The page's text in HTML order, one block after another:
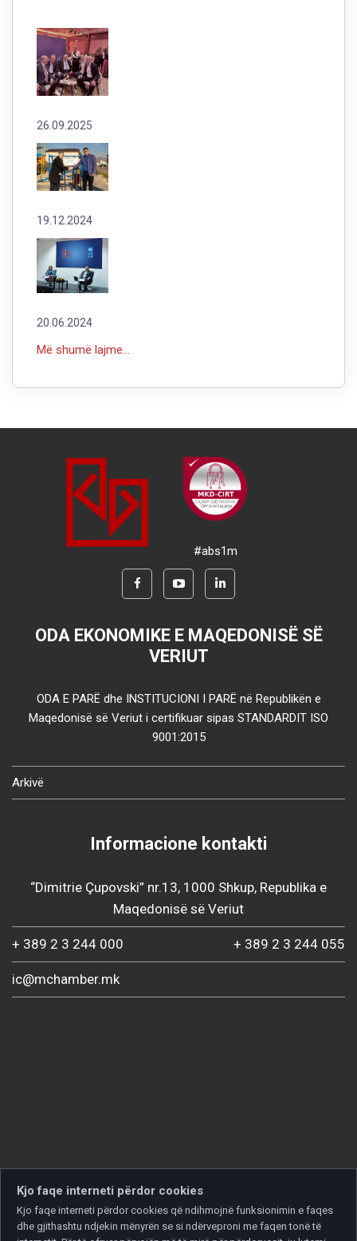
26.09.2025
19.12.2024
20.06.2024
Më shumë lajme...
#abs1m
ODA EKONOMIKE E MAQEDONISË SË
VERIUT
ODA E PARË dhe INSTITUCIONI I PARË në Republikën e
Maqedonisë së Veriut i certifikuar sipas STANDARDIT ISO
9001:2015
Arkivë
Informacione kontakti
“Dimitrie Çupovski” nr.13, 1000 Shkup, Republika e
Maqedonisë së Veriut
+ 389 2 3 244 000 + 389 2 3 244 055
ic@mchamber.mk
Kjo faqe interneti përdor cookies
Kjo faqe interneti përdor cookies që ndihmojnë funksionimin e faqes
dhe gjithashtu ndjekin mënyrën se si ndërveproni me faqen tonë të